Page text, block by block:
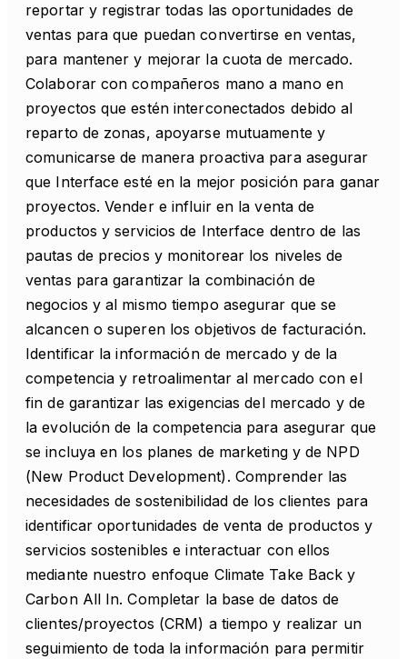
reportar y registrar todas las oportunidades de
ventas para que puedan convertirse en ventas,
para mantener y mejorar la cuota de mercado.
Colaborar con compañeros mano a mano en
proyectos que estén interconectados debido al
reparto de zonas, apoyarse mutuamente y
comunicarse de manera proactiva para asegurar
que Interface esté en la mejor posición para ganar
proyectos. Vender e influir en la venta de
productos y servicios de Interface dentro de las
pautas de precios y monitorear los niveles de
ventas para garantizar la combinación de
negocios y al mismo tiempo asegurar que se
alcancen o superen los objetivos de facturación.
Identificar la información de mercado y de la
competencia y retroalimentar al mercado con el
fin de garantizar las exigencias del mercado y de
la evolución de la competencia para asegurar que
se incluya en los planes de marketing y de NPD
(New Product Development). Comprender las
necesidades de sostenibilidad de los clientes para
identificar oportunidades de venta de productos y
servicios sostenibles e interactuar con ellos
mediante nuestro enfoque Climate Take Back y
Carbon All In. Completar la base de datos de
clientes/proyectos (CRM) a tiempo y realizar un
seguimiento de toda la información para permitir